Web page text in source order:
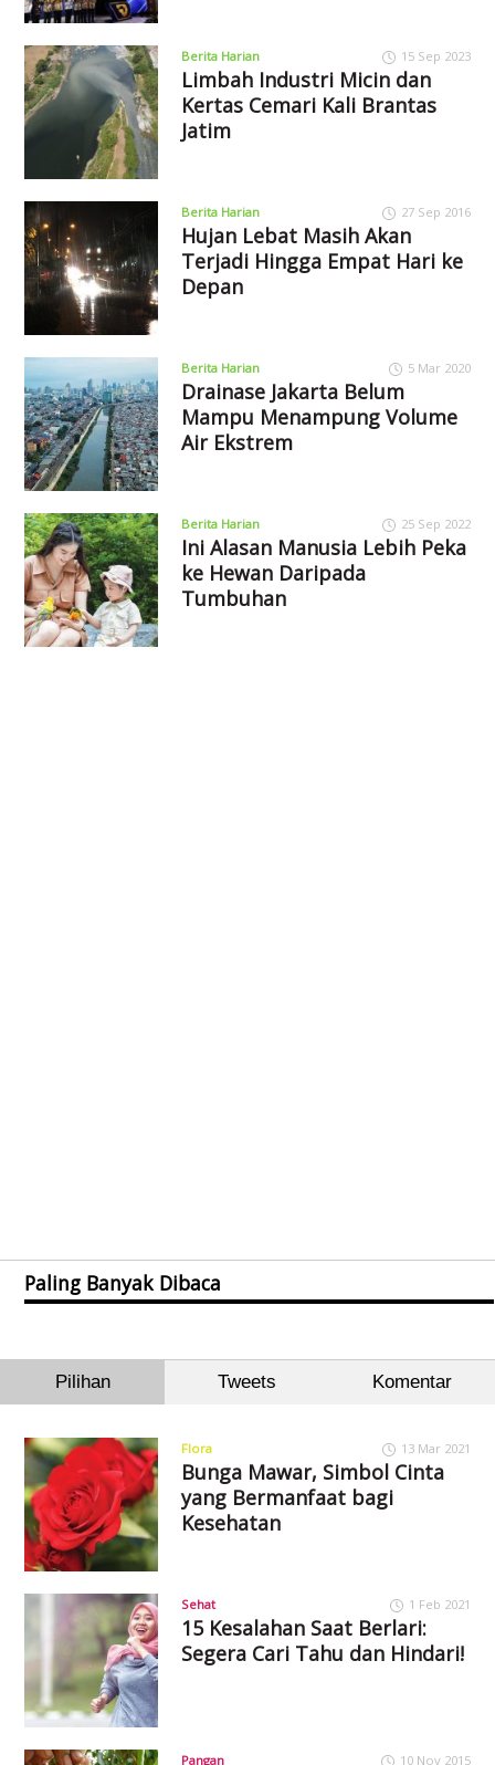
Berita Harian 15 Sep 2023
Limbah Industri Micin dan
Kertas Cemari Kali Brantas
Jatim
Berita Harian 27 Sep 2016
Hujan Lebat Masih Akan
Terjadi Hingga Empat Hari ke
Depan
Berita Harian 5 Mar 2020
Drainase Jakarta Belum
Mampu Menampung Volume
Air Ekstrem
Berita Harian 25 Sep 2022
Ini Alasan Manusia Lebih Peka
ke Hewan Daripada
Tumbuhan
Paling Banyak Dibaca
Pilihan Tweets Komentar
Flora 13 Mar 2021
Bunga Mawar, Simbol Cinta
yang Bermanfaat bagi
Kesehatan
Sehat 1 Feb 2021
15 Kesalahan Saat Berlari:
Segera Cari Tahu dan Hindari!
Pangan 10 Nov 2015